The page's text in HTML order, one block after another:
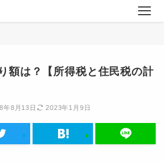
額は？【所得税と住民税の計
年8月13日 2023年1月9日